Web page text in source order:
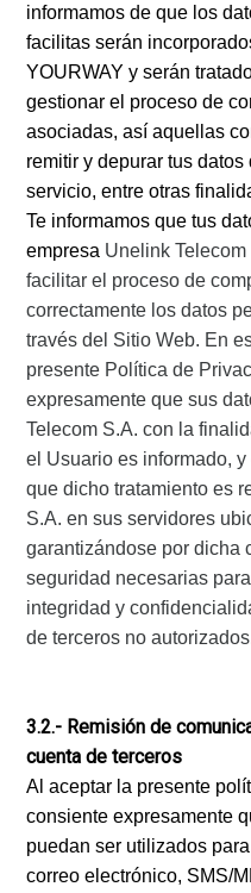
informamos de que los
facilitas serán
YOURWAY y serán
gestionar el proceso de
asociadas, así aquellas
remitir y depurar tus
servicio, entre otras
Te informamos que tus
empresa Unelink
facilitar el proceso de
correctamente los datos
través del Sitio Web. En
presente Política de
expresamente que sus
Telecom S.A. con la
el Usuario es informado,
que dicho tratamiento es
S.A. en sus servidores
garantizándose por dicha
seguridad necesarias
integridad y
de terceros no
3.2.- Remisión de
cuenta de terceros
Al aceptar la presente
consiente expresamente
puedan ser utilizados
correo electrónico, SMS/